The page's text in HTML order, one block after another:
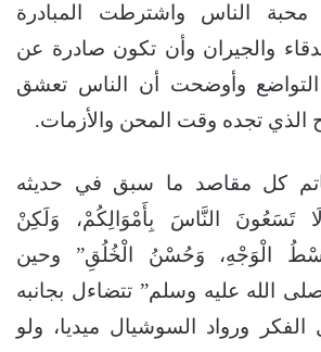
محبة الناس واشترطت المبادرة
والجيران وأن تكون صادرة عن
وأوضحت أن الناس تعشق
الذي تجده وقت المحن والأزمات.
كل مقاصد ما سبق في حديثه
تَسَعُونَ النَّاسَ بِأَمْوَالِكُمْ، وَلَكِنْ
الْوَجْهِ، وَحُسْنُ الْخُلُقِ” وحين
الله عليه وسلم” تتضاءل بجانبه
الفكر ورواد السوشيال ميديا، ولو